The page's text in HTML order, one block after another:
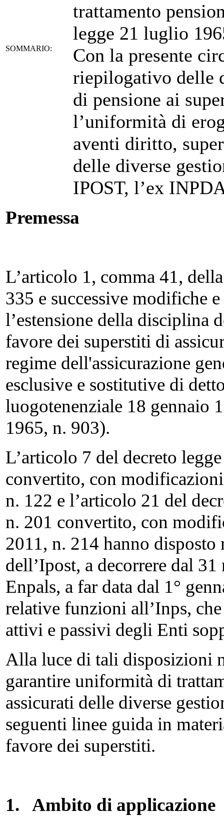
trattamento
legge 21 luglio
SOMMARIO:
Con la presente
riepilogativo delle
di pensione ai
l’uniformità di
aventi diritto,
delle diverse
IPOST, l’ex
Premessa
L’articolo 1, comma 41,
335 e successive modifiche
l’estensione della disciplina
favore dei superstiti di
regime dell'assicurazione
esclusive e sostitutive di
luogotenenziale 18 gennaio
1965, n. 903).
L’articolo 7 del decreto
convertito, con
n. 122 e l’articolo 21 del
n. 201 convertito, con
2011, n. 214 hanno disposto
dell’Ipost, a decorrere dal
Enpals, a far data dal 1°
relative funzioni all’Inps,
attivi e passivi degli Enti
Alla luce di tali disposizioni
garantire uniformità di
assicurati delle diverse
seguenti linee guida in
favore dei superstiti.
1. Ambito di applicazione